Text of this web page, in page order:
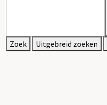
Zoek Uitgebreid zoeken